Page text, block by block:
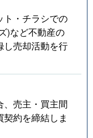
ト・チラシでの
)など不動産の
し売却活動を行
、売主・買主間
約を締結しま